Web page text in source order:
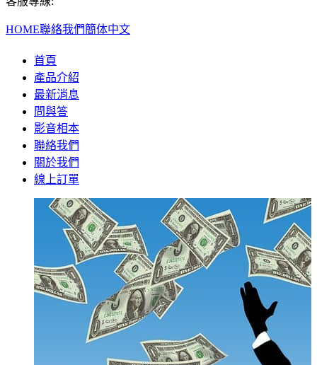
HOME聯絡我們簡体中文
首頁
產品介紹
最新消息
問與答
影音相本
聯絡我們
關於我們
線上訂單